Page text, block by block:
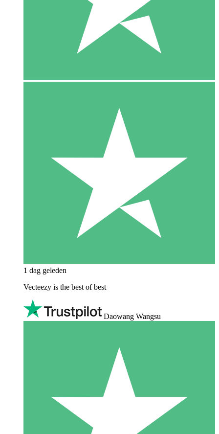
1 dag geleden
Vecteezy is the best of best
Daowang Wangsu